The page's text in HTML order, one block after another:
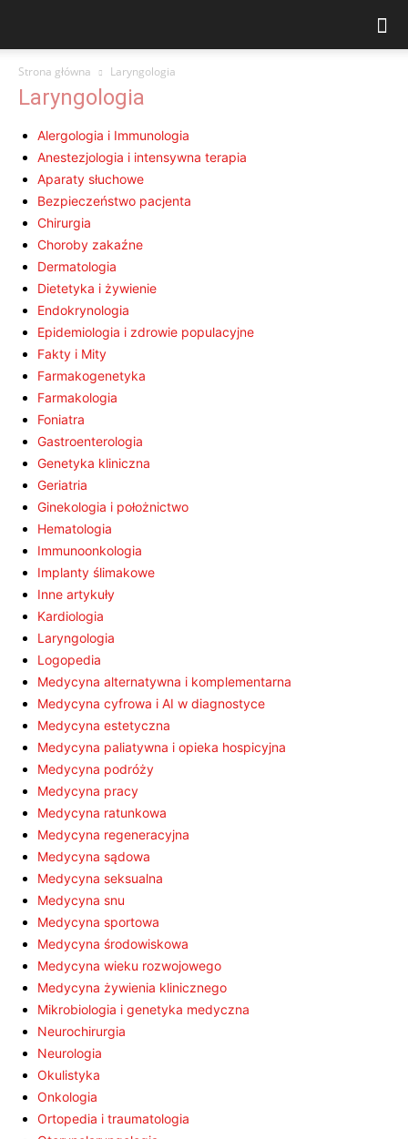
Strona główna Laryngologia
Laryngologia
Alergologia i Immunologia
Anestezjologia i intensywna terapia
Aparaty słuchowe
Bezpieczeństwo pacjenta
Chirurgia
Choroby zakaźne
Dermatologia
Dietetyka i żywienie
Endokrynologia
Epidemiologia i zdrowie populacyjne
Fakty i Mity
Farmakogenetyka
Farmakologia
Foniatra
Gastroenterologia
Genetyka kliniczna
Geriatria
Ginekologia i położnictwo
Hematologia
Immunoonkologia
Implanty ślimakowe
Inne artykuły
Kardiologia
Laryngologia
Logopedia
Medycyna alternatywna i komplementarna
Medycyna cyfrowa i AI w diagnostyce
Medycyna estetyczna
Medycyna paliatywna i opieka hospicyjna
Medycyna podróży
Medycyna pracy
Medycyna ratunkowa
Medycyna regeneracyjna
Medycyna sądowa
Medycyna seksualna
Medycyna snu
Medycyna sportowa
Medycyna środowiskowa
Medycyna wieku rozwojowego
Medycyna żywienia klinicznego
Mikrobiologia i genetyka medyczna
Neurochirurgia
Neurologia
Okulistyka
Onkologia
Ortopedia i traumatologia